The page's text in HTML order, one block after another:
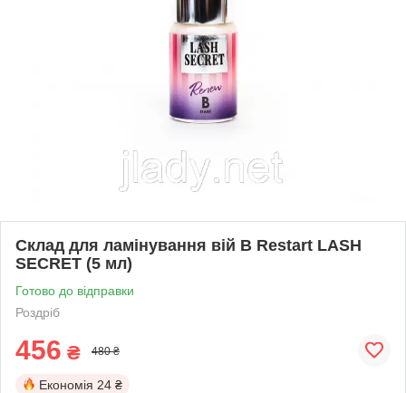
Склад для ламінування вій B Restart LASH
SECRET (5 мл)
Готово до відправки
Роздріб
456 ₴ 480 ₴
Економія 24 ₴